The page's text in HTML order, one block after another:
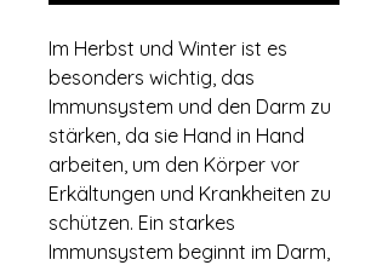
Im Herbst und Winter ist es
besonders wichtig, das
Immunsystem und den Darm zu
stärken, da sie Hand in Hand
arbeiten, um den Körper vor
Erkältungen und Krankheiten zu
schützen. Ein starkes
Immunsystem beginnt im Darm,